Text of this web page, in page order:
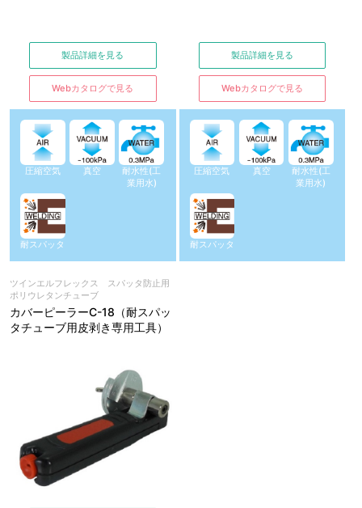
製品詳細を見る
Webカタログで見る
圧縮空気 真空
耐水性(工
業用水)
耐スパッタ
製品詳細を見る
Webカタログで見る
圧縮空気 真空
耐水性(工
業用水)
耐スパッタ
ツインエルフレックス スパッタ防止用
ポリウレタンチューブ
カバーピーラーC-18（耐スパッ
タチューブ用皮剥き専用工具）